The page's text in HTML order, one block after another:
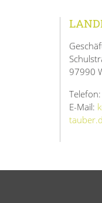
97990
E-Mail: